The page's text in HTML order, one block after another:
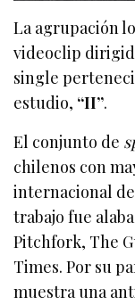
La agrupación
videoclip
single
estudio, “II”.
El conjunto de
chilenos con
internacional de
trabajo fue
Pitchfork, The
Times. Por su
muestra una